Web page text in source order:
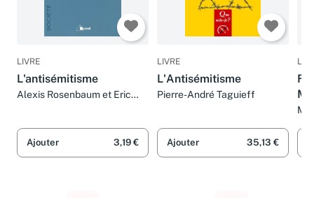
LIVRE
L'antisémitisme
Alexis Rosenbaum et Eric
Ajouter 3,19 €
LIVRE
L'Antisémitisme
Pierre-André Taguieff
Ajouter 35,13 €